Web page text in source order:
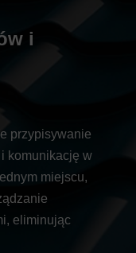
i
przypisywanie
komunikację w
miejscu,
eliminując